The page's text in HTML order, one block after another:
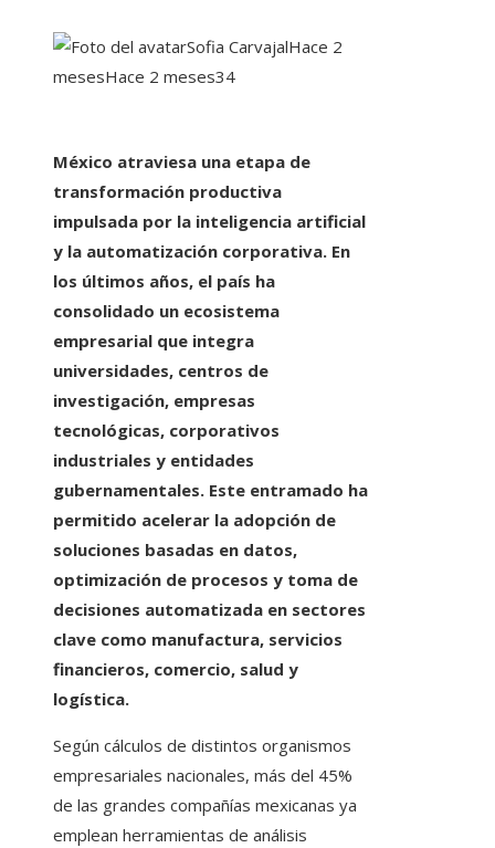
Sofia CarvajalHace 2
mesesHace 2 meses34
México atraviesa una etapa de
transformación productiva
impulsada por la inteligencia artificial
y la automatización corporativa. En
los últimos años, el país ha
consolidado un ecosistema
empresarial que integra
universidades, centros de
investigación, empresas
tecnológicas, corporativos
industriales y entidades
gubernamentales. Este entramado ha
permitido acelerar la adopción de
soluciones basadas en datos,
optimización de procesos y toma de
decisiones automatizada en sectores
clave como manufactura, servicios
financieros, comercio, salud y
logística.
Según cálculos de distintos organismos
empresariales nacionales, más del 45%
de las grandes compañías mexicanas ya
emplean herramientas de análisis